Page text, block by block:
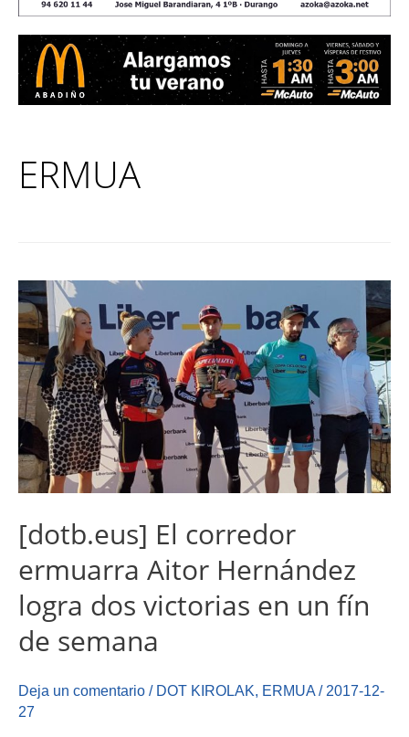
ERMUA
[dotb.eus] El corredor
ermuarra Aitor Hernández
logra dos victorias en un fín
de semana
Deja un comentario / DOT KIROLAK, ERMUA / 2017-12-
27